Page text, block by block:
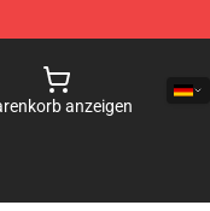
anzeigen